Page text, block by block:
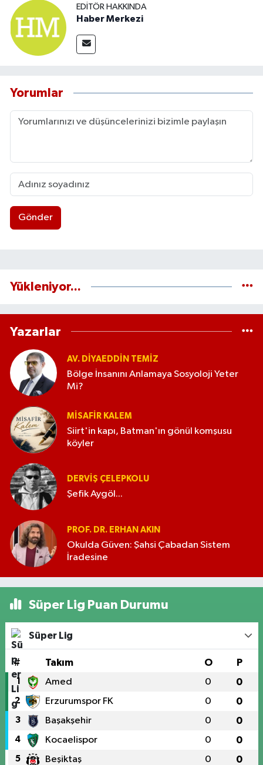
EDITÖR HAKKINDA
Haber Merkezi
Yorumlar
Gönder
Yükleniyor...
Yazarlar
AV. DIYAEDDIN TEMIZ
Bölge İnsanını Anlamaya Sosyoloji Yeter
Mi?
MISAFIR KALEM
Siirt'in kapı, Batman'ın gönül komşusu
köyler
DERVIŞ ÇELEPKOLU
Şefik Aygöl...
PROF. DR. ERHAN AKIN
Okulda Güven: Şahsi Çabadan Sistem
İradesine
Süper Lig Puan Durumu
Süper Lig
# Takım O P
1 Amed 0 0
2 Erzurumspor FK 0 0
3 Başakşehir 0 0
4 Kocaelispor 0 0
5 Beşiktaş 0 0